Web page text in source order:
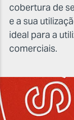
cobertura de
e a sua
ideal para a
comerciais.